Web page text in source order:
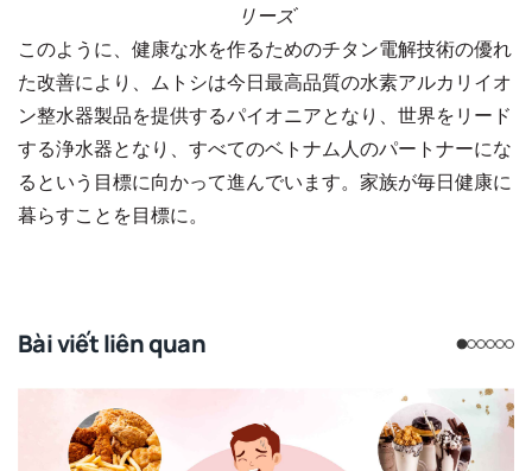
リーズ
このように、健康な水を作るためのチタン電解技術の優れ
た改善により、ムトシは今日最高品質の水素アルカリイオ
ン整水器製品を提供するパイオニアとなり、世界をリード
する浄水器となり、すべてのベトナム人のパートナーにな
るという目標に向かって進んでいます。家族が毎日健康に
暮らすことを目標に。
Bài viết liên quan